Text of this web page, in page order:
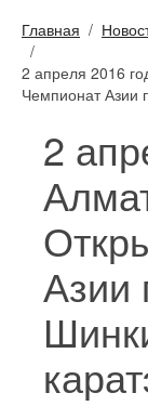
Главная
2 апреля 2016
Чемпионат Азии
2
Азии